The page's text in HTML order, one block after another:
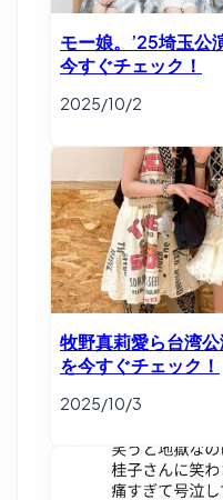
モー娘。’25埼玉公
今すぐチェック！
2025/10/2
牧野真莉愛ら台湾
を今すぐチェック！
2025/10/3